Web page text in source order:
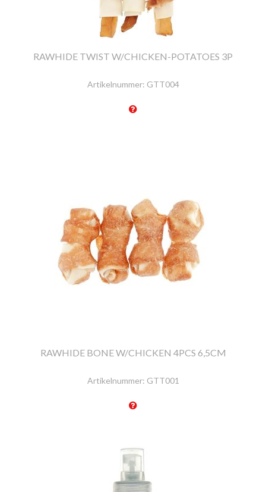
RAWHIDE TWIST W/CHICKEN-POTATOES 3P
Artikelnummer: GTT004
RAWHIDE BONE W/CHICKEN 4PCS 6,5CM
Artikelnummer: GTT001